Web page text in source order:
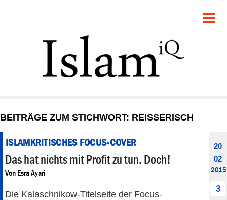
GESELLSCHAFT
STARTSEITE
DEBATTE
PANORAMA
BEITRÄGE ZUM STICHWORT: REISSERISCH
ISLAMKRITISCHES FOCUS-COVER
Das hat nichts mit Profit zu tun. Doch!
Von Esra Ayari
Die Kalaschnikow-Titelseite der Focus-
20
02
2015
3